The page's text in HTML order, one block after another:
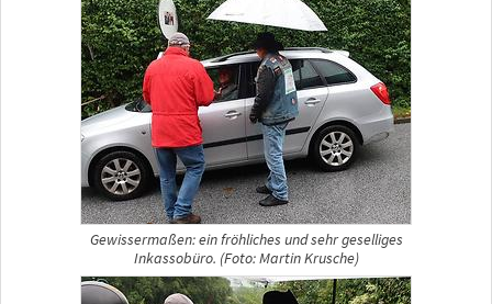
Gewissermaßen: ein fröhliches und sehr geselliges
Inkassobüro. (Foto: Martin Krusche)